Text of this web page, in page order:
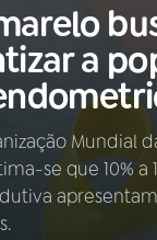
Buscar
AO VIVO
a
Mundial
se que 10% a